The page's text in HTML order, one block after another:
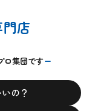
店
ロ集団です
の？